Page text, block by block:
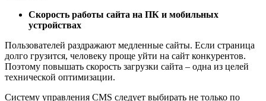
Скорость работы сайта на ПК и мобильных
устройствах
Пользователей раздражают медленные сайты. Если страница
долго грузится, человеку проще уйти на сайт конкурентов.
Поэтому повышать скорость загрузки сайта – одна из целей
технической оптимизации.
Систему управления CMS следует выбирать не только по